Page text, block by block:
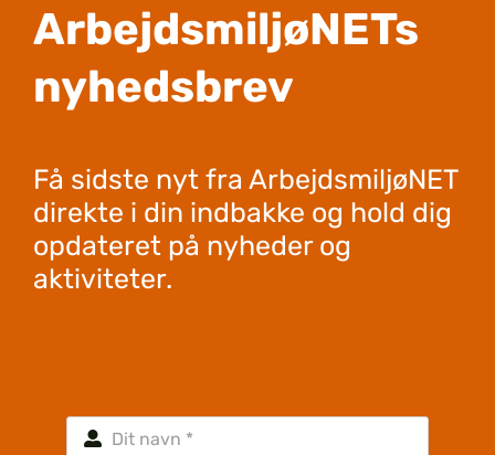
ArbejdsmiljøNETs
nyhedsbrev
Få sidste nyt fra ArbejdsmiljøNET
direkte i din indbakke og hold dig
opdateret på nyheder og
aktiviteter.